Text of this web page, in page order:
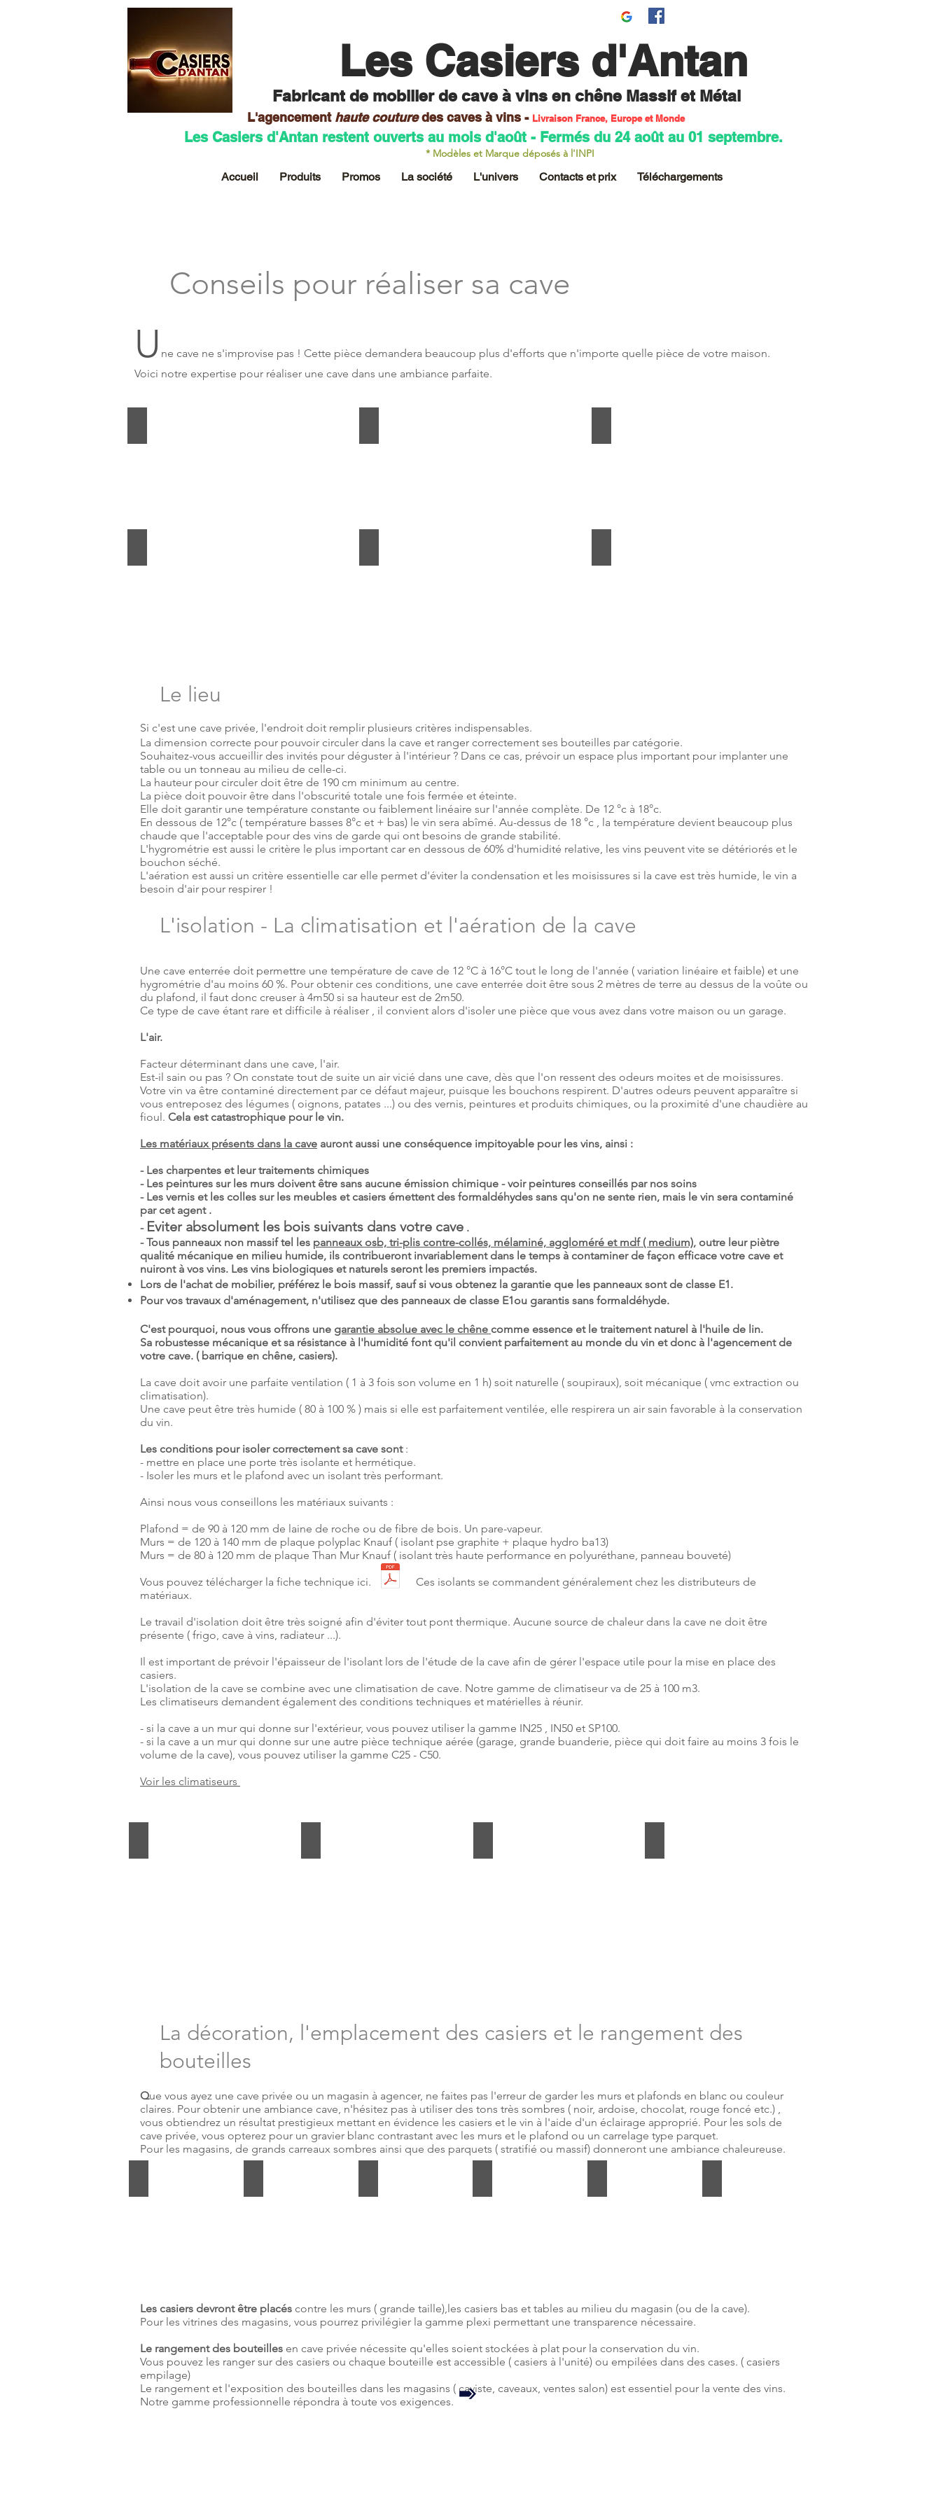
Les Casiers d'Antan
Fabricant de mobilierde cave à vins en chêne Massif et Métal
L'agencement haute couturedes caves à vins - Livraison France, Europe et Monde
Les Casiers d'Antan restent ouverts au mois d'août - Fermés du 24 août au 01 septembre.
* Modèles et Marque déposés à l'INPI
Accueil Produits Promos La société L'univers Contacts et prix Téléchargements
Conseils pour réaliser sa cave
U ne cave ne s'improvise pas ! Cette pièce demandera beaucoup plus d'efforts que n'importe quelle pièce de votre maison.
Voici notre expertise pour réaliser une cave dans une ambiance parfaite.
Le lieu
Si c'est une cave privée, l'endroit doit remplir plusieurs critères indispensables.
La dimension correcte pour pouvoir circuler dans la cave et ranger correctement ses bouteilles par catégorie.
Souhaitez-vous accueillir des invités pour déguster à l'intérieur ? Dans ce cas, prévoir un espace plus important pour implanter une
table ou un tonneau au milieu de celle-ci.
La hauteur pour circuler doit être de 190 cm minimum au centre.
La pièce doit pouvoir être dans l'obscurité totale une fois fermée et éteinte.
Elle doit garantir une température constante ou faiblement linéaire sur l'année complète. De 12 °c à 18°c.
En dessous de 12°c ( température basses 8°c et + bas) le vin sera abîmé. Au-dessus de 18 °c , la température devient beaucoup plus
chaude que l'acceptable pour des vins de garde qui ont besoins de grande stabilité.
L'hygrométrie est aussi le critère le plus important car en dessous de 60% d'humidité relative, les vins peuvent vite se détériorés et le
bouchon séché.
L'aération est aussi un critère essentielle car elle permet d'éviter la condensation et les moisissures si la cave est très humide, le vin a
besoin d'air pour respirer !
L'isolation - La climatisation et l'aération de la cave
Une cave enterrée doit permettre une température de cave de 12 °C à 16°C tout le long de l'année ( variation linéaire et faible) et une
hygrométrie d'au moins 60 %. Pour obtenir ces conditions, une cave enterrée doit être sous 2 mètres de terre au dessus de la voûte ou
du plafond, il faut donc creuser à 4m50 si sa hauteur est de 2m50.
Ce type de cave étant rare et difficile à réaliser , il convient alors d'isoler une pièce que vous avez dans votre maison ou un garage.
L'air.
Facteur déterminant dans une cave, l'air.
Est-il sain ou pas ? On constate tout de suite un air vicié dans une cave, dès que l'on ressent des odeurs moites et de moisissures.
Votre vin va être contaminé directement par ce défaut majeur, puisque les bouchons respirent. D'autres odeurs peuvent apparaître si
vous entreposez des légumes ( oignons, patates ...) ou des vernis, peintures et produits chimiques, ou la proximité d'une chaudière au
fioul. Cela est catastrophique pour le vin.
Les matériaux présents dans la cave auront aussi une conséquence impitoyable pour les vins, ainsi :
- Les charpentes et leur traitements chimiques
- Les peintures sur les murs doivent être sans aucune émission chimique - voir peintures conseillés par nos soins
- Les vernis et les colles sur les meubles et casiers émettentdes formaldéhydes sans qu'on ne sente rien, mais le vin sera contaminé
par cet agent .
- Eviter absolument les bois suivants dans votre cave .
- Tous panneaux non massif tel les panneaux osb, tri-plis contre-collés, mélaminé, aggloméré et mdf ( medium), outre leur piètre
qualité mécanique en milieu humide, ils contribuerontinvariablement dans le temps à contaminer de façon efficace votre cave et
nuiront à vos vins. Les vins biologiques et naturels seront les premiers impactés.
Lors de l'achat de mobilier, préférez le bois massif, sauf si vous obtenez la garantie que les panneaux sont de classe E1.
Pour vos travaux d'aménagement, n'utilisez que des panneaux de classe E1ou garantis sans formaldéhyde.
C'est pourquoi, nous vous offrons une garantie absolue avec le chêne comme essence et le traitement naturel à l'huile de lin.
Sa robustesse mécanique et sa résistance à l'humidité font qu'il convient parfaitement au monde du vin et donc à l'agencement de
votre cave. ( barrique en chêne, casiers).
La cave doit avoir une parfaite ventilation ( 1 à 3 fois son volume en 1 h) soit naturelle ( soupiraux), soit mécanique ( vmc extraction ou
climatisation).
Une cave peut être très humide ( 80 à 100 % ) mais si elle est parfaitement ventilée, elle respirera un air sain favorable à la conservation
du vin.
Les conditions pour isoler correctement sa cave sont:
- mettre en place une porte très isolante et hermétique.
- Isoler les murs et le plafond avec un isolant très performant.
Ainsi nous vous conseillons les matériaux suivants :
Plafond = de 90 à 120 mm de laine de roche ou de fibre de bois. Un pare-vapeur.
Murs = de 120 à 140 mm de plaque polyplac Knauf ( isolant pse graphite + plaque hydro ba13)
Murs = de 80 à 120 mm de plaque Than Mur Knauf ( isolant très haute performance en polyuréthane, panneau bouveté)
Vous pouvez télécharger la fiche technique ici. Ces isolants se commandent généralement chez les distributeurs de
matériaux.
Le travail d'isolation doit être très soigné afin d'éviter tout pont thermique. Aucune source de chaleur dans la cave ne doit être
présente ( frigo, cave à vins, radiateur ...).
Il est important de prévoir l'épaisseur de l'isolant lors de l'étude de la cave afin de gérer l'espace utile pour la mise en place des
casiers.
L'isolation de la cave se combine avec une climatisation de cave. Notre gamme de climatiseur va de 25 à 100 m3.
Les climatiseurs demandent également des conditions techniques et matérielles à réunir.
- si la cave a un mur qui donne sur l'extérieur, vous pouvez utiliser la gamme IN25 , IN50 et SP100.
- si la cave a un mur qui donne sur une autre pièce technique aérée (garage, grande buanderie, pièce qui doit faire au moins 3 fois le
volume de la cave), vous pouvez utiliser la gamme C25 - C50.
Voir les climatiseurs
La décoration, l'emplacement des casiers et le rangement des
bouteilles
Que vous ayez une cave privée ou un magasin à agencer, ne faites pas l'erreur de garder les murs et plafonds en blanc ou couleur
claires. Pour obtenir une ambiance cave, n'hésitez pas à utiliser des tons très sombres ( noir, ardoise, chocolat, rouge foncé etc.) ,
vous obtiendrez un résultat prestigieux mettant en évidence les casiers et le vin à l'aide d'un éclairage approprié. Pour les sols de
cave privée, vous opterez pour un gravier blanc contrastant avec les murs et le plafond ou un carrelage type parquet.
Pour les magasins, de grands carreaux sombres ainsi que des parquets ( stratifié ou massif) donneront une ambiance chaleureuse.
Les casiers devront être placés contre les murs ( grande taille),les casiers bas et tables au milieu du magasin (ou de la cave).
Pour les vitrines des magasins, vous pourrez privilégier la gamme plexi permettant une transparence nécessaire.
Le rangement des bouteilles en cave privée nécessite qu'elles soient stockées à plat pour la conservation du vin.
Vous pouvez les ranger sur des casiers ou chaque bouteille est accessible ( casiers à l'unité) ou empilées dans des cases. ( casiers
empilage)
Le rangement et l'exposition des bouteilles dans les magasins ( caviste, caveaux, ventes salon) est essentiel pour la vente des vins.
Notre gamme professionnelle répondra à toute vos exigences.